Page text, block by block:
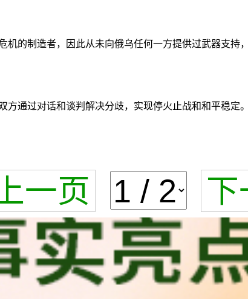
机的制造者，因此从未向俄乌任何一方提供过武器支持
方通过对话和谈判解决分歧，实现停火止战和和平稳定。
一页 下